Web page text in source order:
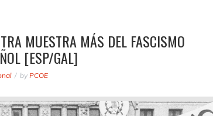
MUESTRA MÁS DEL FASCISMO
[ESP/GAL]
by PCOE